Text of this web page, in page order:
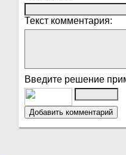
Текст комментария:
Введите решение